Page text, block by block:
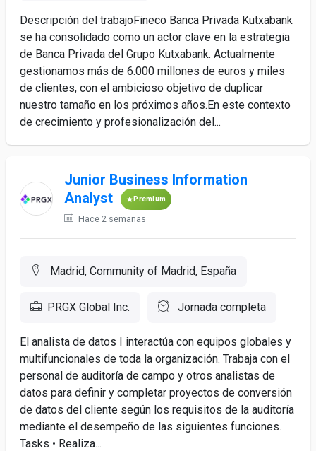
Descripción del trabajoFineco Banca Privada Kutxabank
se ha consolidado como un actor clave en la estrategia
de Banca Privada del Grupo Kutxabank. Actualmente
gestionamos más de 6.000 millones de euros y miles
de clientes, con el ambicioso objetivo de duplicar
nuestro tamaño en los próximos años.En este contexto
de crecimiento y profesionalización del...
Junior Business Information
Analyst
Premium
Hace 2 semanas
Madrid, Community of Madrid, España
PRGX Global Inc. Jornada completa
El analista de datos I interactúa con equipos globales y
multifuncionales de toda la organización. Trabaja con el
personal de auditoría de campo y otros analistas de
datos para definir y completar proyectos de conversión
de datos del cliente según los requisitos de la auditoría
mediante el desempeño de las siguientes funciones.
Tasks • Realiza...